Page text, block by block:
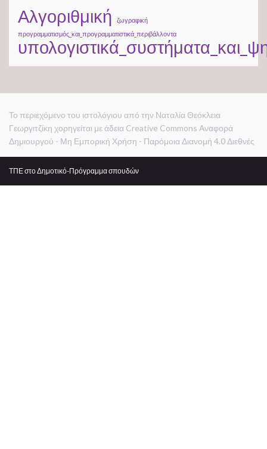
Αλγοριθμική
ζωγραφική
προγραμματισμός_και_προγραμματιστικά_περιβάλλοντα
Το περιεχόμενο του ιστολόγιου από την Ναταλία Θεόκλεια
Γεωργιτζίκη χορηγείται με άδεια Creative Commons Αναφορά
Δημιουργού - Μη Εμπορική Χρήση - Παρόμοια Διανομή 4.0 Διεθνές
ΤΠΕ στο Δημοτικό-Πρόγραμμα σπουδών